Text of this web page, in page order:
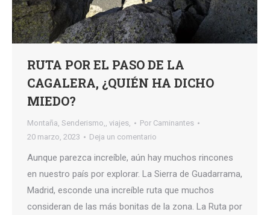
RUTA POR EL PASO DE LA
CAGALERA, ¿QUIÉN HA DICHO
MIEDO?
Montaña, Senderismo,, viajes, Por Caminantes
20 marzo, 2023
Deja un comentario
Aunque parezca increíble, aún hay muchos rincones
en nuestro país por explorar. La Sierra de Guadarrama,
Madrid, esconde una increíble ruta que muchos
consideran de las más bonitas de la zona. La Ruta por